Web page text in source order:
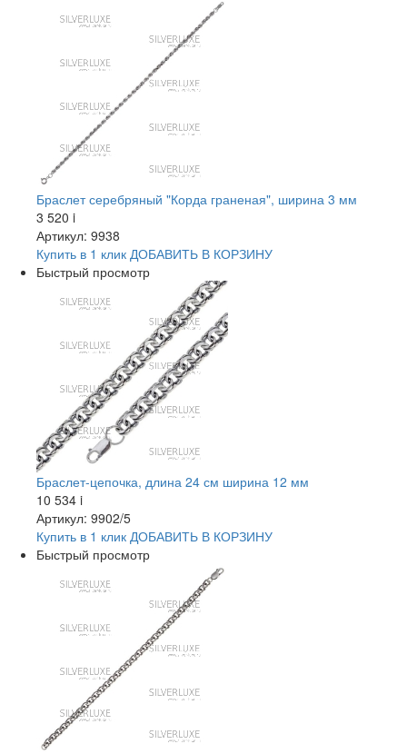
Браслет серебряный "Корда граненая", ширина 3 мм
3 520 i
Артикул: 9938
Купить в 1 клик ДОБАВИТЬ В КОРЗИНУ
Быстрый просмотр
Браслет-цепочка, длина 24 см ширина 12 мм
10 534 i
Артикул: 9902/5
Купить в 1 клик ДОБАВИТЬ В КОРЗИНУ
Быстрый просмотр